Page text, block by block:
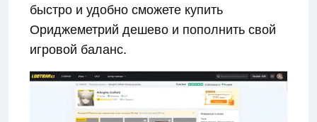
быстро и удобно сможете купить
Ориджеметрий дешево и пополнить свой
игровой баланс.